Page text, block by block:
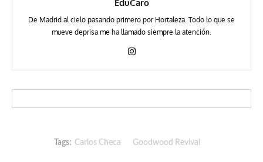
EduCaro
De Madrid al cielo pasando primero por Hortaleza. Todo lo que se
mueve deprisa me ha llamado siempre la atención.
Tags: Carlos Checa Goodwood Revival